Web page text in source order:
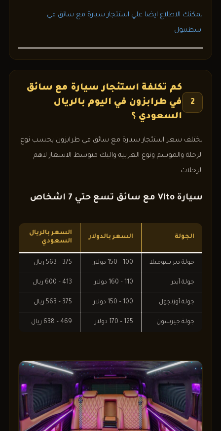
يمكنك الاطلاع ايضا علي استئجار سيارة مع سائق في
اسطنبول
2
كم تكلفة استئجار سيارة مع سائق
في طرابزون في اليوم بالريال
السعودي ؟
يختلف سعر استئجار سيارة مع سائق في طرابزون بحسب نوع
الرحلة والموسم ونوع العربيه واليك متوسط الاسعار لاهم
الرحلات
سيارة Vito مع سائق تسع حتي 7 اشخاص
الجولة السعر بالدولار
السعر بالريال
السعودي
جولة دير سوميلا 100 – 150 دولار 375 – 563 ريال
جولة آيدر 110 – 160 دولار 413 – 600 ريال
جولة أوزنجول 100 – 150 دولار 375 – 563 ريال
جولة جيرسون 125 – 170 دولار 469 – 638 ريال